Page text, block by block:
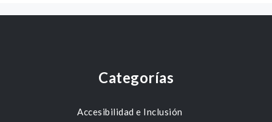
Categorías
Accesibilidad e Inclusión